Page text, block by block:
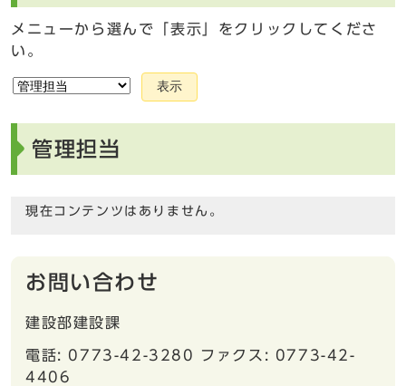
メニューから選んで「表示」をクリックしてくださ
い。
表示
管理担当
現在コンテンツはありません。
お問い合わせ
建設部建設課
電話: 0773-42-3280 ファクス: 0773-42-
4406